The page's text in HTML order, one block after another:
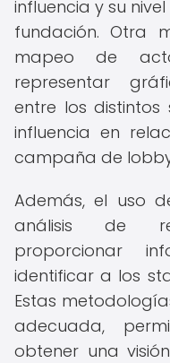
influencia y su
fundación. Otra
mapeo de
representar
entre los distintos
influencia en
campaña de
Además, el uso
análisis de
proporcionar
identificar a los
Estas
adecuada,
obtener una